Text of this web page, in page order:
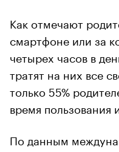
Как отмечают
смартфоне или за
четырех часов в
тратят на них все
только 55%
время пользования
По данным